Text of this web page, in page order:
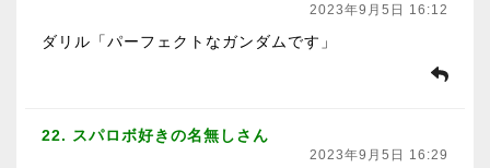
2023年9月5日 16:12
ダリル「パーフェクトなガンダムです」
22. スパロボ好きの名無しさん
2023年9月5日 16:29